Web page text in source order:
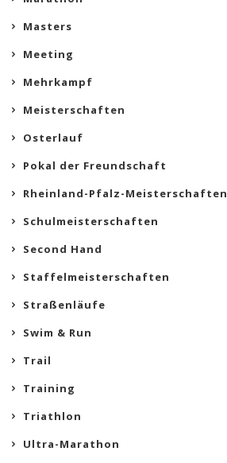
Masters
Meeting
Mehrkampf
Meisterschaften
Osterlauf
Pokal der Freundschaft
Rheinland-Pfalz-Meisterschaften
Schulmeisterschaften
Second Hand
Staffelmeisterschaften
Straßenläufe
Swim & Run
Trail
Training
Triathlon
Ultra-Marathon